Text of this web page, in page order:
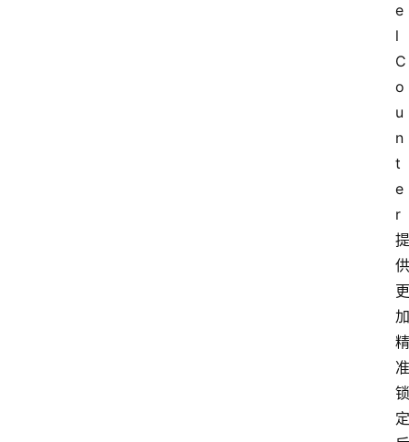
e
l
C
o
u
n
t
e
r
提
供
更
加
精
准
锁
定